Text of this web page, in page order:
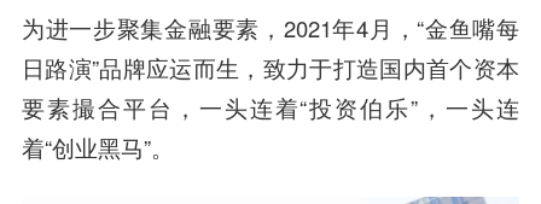
为进一步聚集金融要素，2021年4月，“金鱼嘴每
日路演”品牌应运而生，致力于打造国内首个资本
要素撮合平台，一头连着“投资伯乐”，一头连
着“创业黑马”。